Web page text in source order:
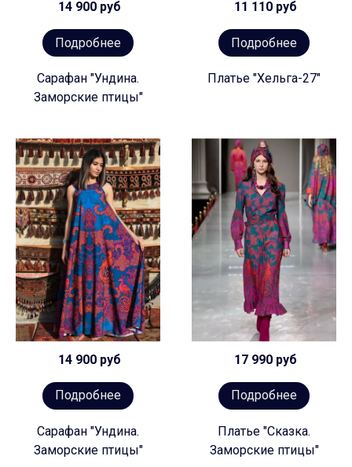
14 900 руб
Подробнее
Сарафан "Ундина.
Заморские птицы"
11 110 руб
Подробнее
Платье "Хельга-27"
14 900 руб
Подробнее
Сарафан "Ундина.
Заморские птицы"
17 990 руб
Подробнее
Платье "Сказка.
Заморские птицы"